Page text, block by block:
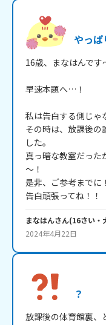
やっ
16歳、まなはんです
早速本題へ…！
私は告白する側じゃ
その時は、放課後の
した。
真っ暗な教室だった
～！
是非、ご参考までに！
告白頑張ってね！！
まなはんさん(16さい・
2024年4月22日
？
放課後の体育館裏、